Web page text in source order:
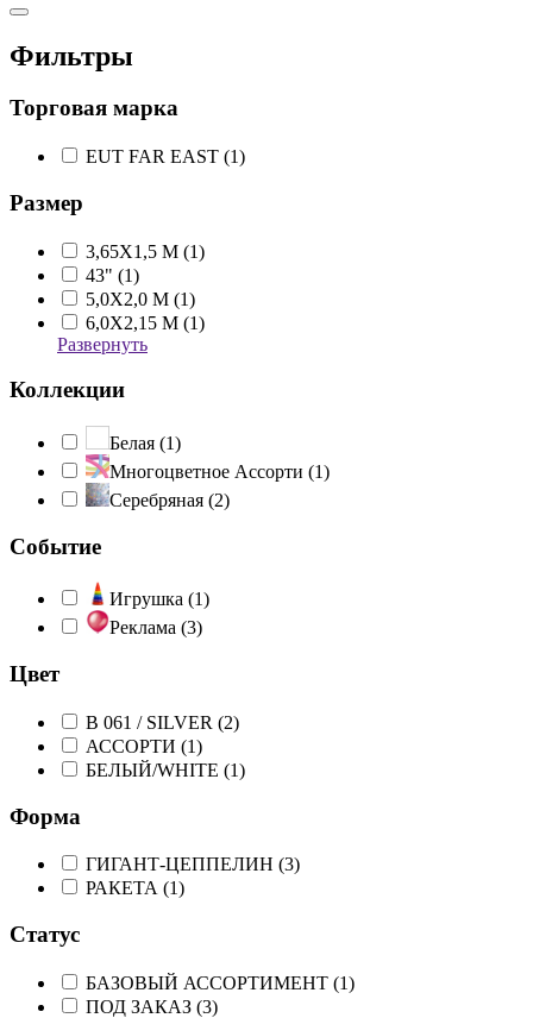
Фильтры
Торговая марка
EUT FAR EAST (1)
Размер
3,65Х1,5 М (1)
43" (1)
5,0Х2,0 М (1)
6,0Х2,15 М (1)
Развернуть
Коллекции
Белая (1)
Многоцветное Ассорти (1)
Серебряная (2)
Событие
Игрушка (1)
Реклама (3)
Цвет
B 061 / SILVER (2)
АССОРТИ (1)
БЕЛЫЙ/WHITE (1)
Форма
ГИГАНТ-ЦЕППЕЛИН (3)
РАКЕТА (1)
Статус
БАЗОВЫЙ АССОРТИМЕНТ (1)
ПОД ЗАКАЗ (3)